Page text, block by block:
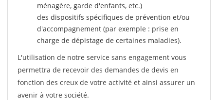
ménagère, garde d'enfants, etc.)
des dispositifs spécifiques de prévention et/ou
d'accompagnement (par exemple : prise en
charge de dépistage de certaines maladies).
L'utilisation de notre service sans engagement vous
permettra de recevoir des demandes de devis en
fonction des creux de votre activité et ainsi assurer un
avenir à votre société.